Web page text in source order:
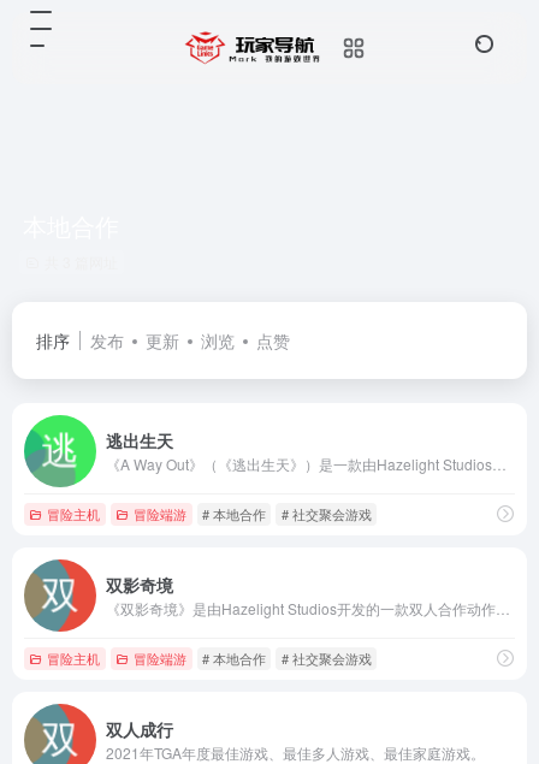
排序 发布 更新 浏览 点赞
逃出生天
冒险主机 冒险端游 # 本地合作 # 社交聚会游戏
双影奇境
冒险主机 冒险端游 # 本地合作 # 社交聚会游戏
双人成行
2021年TGA年度最佳游戏、最佳多人游戏、最佳家庭游戏。